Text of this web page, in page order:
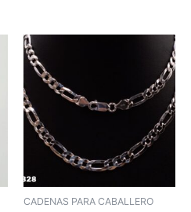
CADENAS PARA CABALLERO